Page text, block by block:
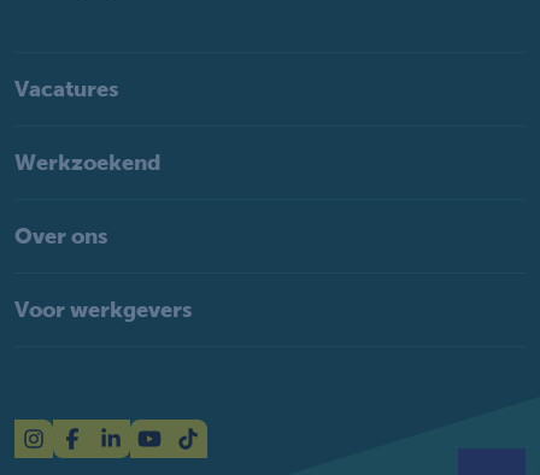
Vacatures
Werkzoekend
Over ons
Voor werkgevers